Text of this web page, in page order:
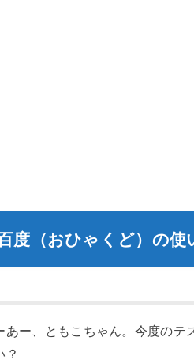
度（おひゃくど）の使
あー、ともこちゃん。今度のテ
？